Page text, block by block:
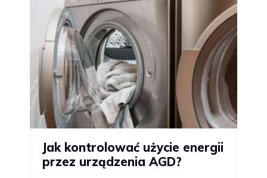
Jak kontrolować użycie energii
przez urządzenia AGD?